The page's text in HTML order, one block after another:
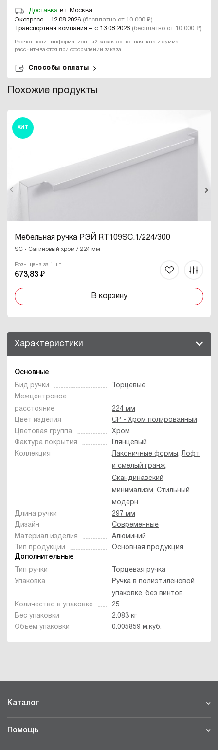
Доставка в г Москва
Экспресс – 12.08.2026 (бесплатно от 10 000 ₽)
Транспортная компания – с 13.08.2026 (бесплатно от 10 000 ₽)
Расчет носит информационный характер, точная дата и сумма
рассчитываются при оформлении заказа.
Способы оплаты
Похожие продукты
ХИТ
Мебельная ручка РЭЙ RT109SC.1/224/300
SC - Сатиновый хром / 224 мм
Розн. цена за 1 шт
673,83 ₽
В корзину
Характеристики
Основные
Вид ручки
Торцевые
Межцентровое
расстояние
224 мм
Цвет изделия
CP - Хром полированный
Цветовая группа
Хром
Фактура покрытия
Глянцевый
Коллекция
Лаконичные формы,Лофт
и смелый гранж,
Скандинавский
минимализм, Стильный
модерн
Длина ручки
297 мм
Дизайн
Современные
Материал изделия
Алюминий
Тип продукции
Основная продукция
Дополнительные
Тип ручки
Торцевая ручка
Упаковка
Ручка в полиэтиленовой
упаковке, без винтов
Количество в упаковке
25
Вес упаковки
2.083 кг
Объем упаковки
0.005859 м.куб.
Каталог
Помощь